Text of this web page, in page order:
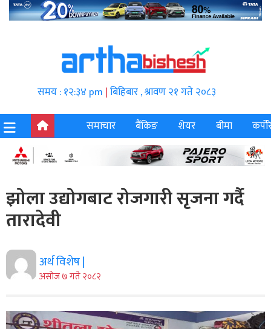
समय : १२:३४ pm |बिहिबार , श्रावण २१ गते २०८३
समाचार
बैंकिङ शेयर बीमा
झोला उद्योगबाट रोजगारी सृजना गर्दै
तारादेवी
अर्थ विशेष |
असाेज ७ गते २०८२